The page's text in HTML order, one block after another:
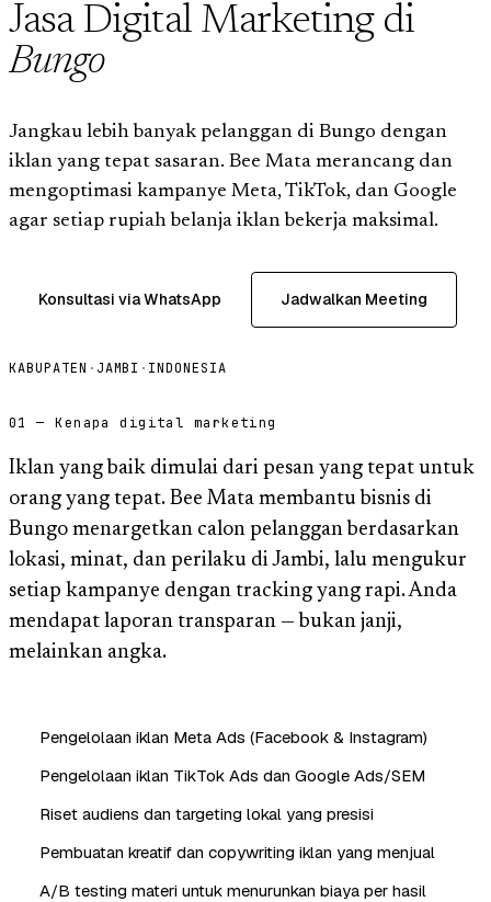
Jasa Digital Marketing di
Bungo
Jangkau lebih banyak pelanggan di Bungo dengan
iklan yang tepat sasaran. Bee Mata merancang dan
mengoptimasi kampanye Meta, TikTok, dan Google
agar setiap rupiah belanja iklan bekerja maksimal.
Konsultasi via WhatsApp Jadwalkan Meeting
KABUPATEN · JAMBI · INDONESIA
01 — Kenapa digital marketing
Iklan yang baik dimulai dari pesan yang tepat untuk
orang yang tepat. Bee Mata membantu bisnis di
Bungo menargetkan calon pelanggan berdasarkan
lokasi, minat, dan perilaku di Jambi, lalu mengukur
setiap kampanye dengan tracking yang rapi. Anda
mendapat laporan transparan — bukan janji,
melainkan angka.
Pengelolaan iklan Meta Ads (Facebook & Instagram)
Pengelolaan iklan TikTok Ads dan Google Ads/SEM
Riset audiens dan targeting lokal yang presisi
Pembuatan kreatif dan copywriting iklan yang menjual
A/B testing materi untuk menurunkan biaya per hasil